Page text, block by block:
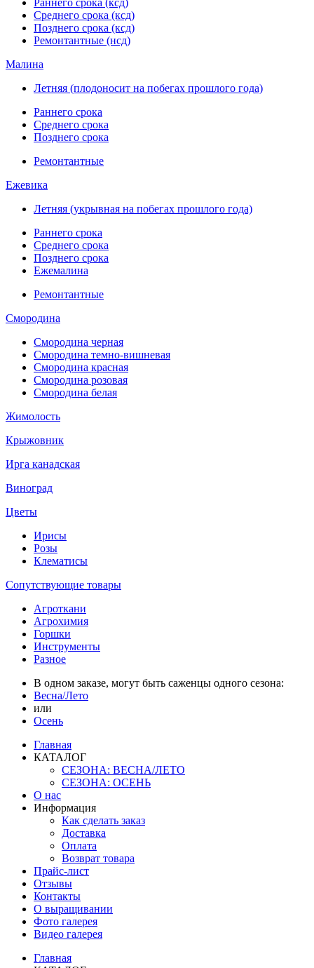
Раннего срока (ксд)
Среднего срока (ксд)
Позднего срока (ксд)
Ремонтантные (нсд)
Малина
Летняя (плодоносит на побегах прошлого года)
Раннего срока
Среднего срока
Позднего срока
Ремонтантные
Ежевика
Летняя (укрывная на побегах прошлого года)
Раннего срока
Среднего срока
Позднего срока
Ежемалина
Ремонтантные
Смородина
Смородина черная
Смородина темно-вишневая
Смородина красная
Смородина розовая
Смородина белая
Жимолость
Крыжовник
Ирга канадская
Виноград
Цветы
Ирисы
Розы
Клематисы
Сопутствующие товары
Агроткани
Агрохимия
Горшки
Инструменты
Разное
В одном заказе, могут быть саженцы одного сезона:
Весна/Лето
или
Осень
Главная
КАТАЛОГ
СЕЗОНА: ВЕСНА/ЛЕТО
СЕЗОНА: ОСЕНЬ
О нас
Информация
Как сделать заказ
Доставка
Оплата
Возврат товара
Прайс-лист
Отзывы
Контакты
О выращивании
Фото галерея
Видео галерея
Главная